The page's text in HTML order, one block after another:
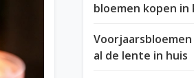
bloemen kopen
al de lente in huis